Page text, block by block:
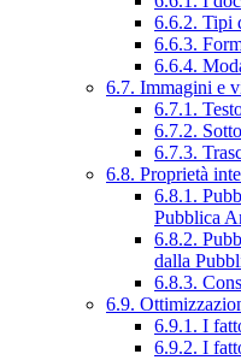
6.6.2. Tipi
6.6.3.
6.6.4.
6.7. Immagini e
6.7.1.
6.7.2.
6.7.3.
6.8. Proprietà
6.8.1.
Pubblica
6.8.2.
dalla
6.8.3.
6.9.
6.9.1. I
6.9.2. I